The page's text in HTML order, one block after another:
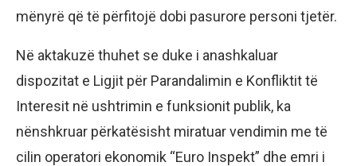
mënyrë që të përfitojë dobi pasurore personi tjetër.
Në aktakuzë thuhet se duke i anashkaluar
dispozitat e Ligjit për Parandalimin e Konfliktit të
Interesit në ushtrimin e funksionit publik, ka
nënshkruar përkatësisht miratuar vendimin me të
cilin operatori ekonomik “Euro Inspekt” dhe emri i